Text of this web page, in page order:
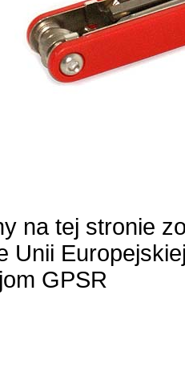
na tej stronie
Unii
GPSR